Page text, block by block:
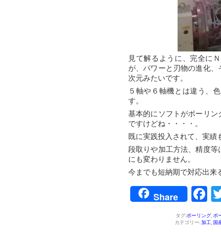
見て解るように、完全に
が、パワーと刃物の進化
次元みたいです。
５軸や６軸機とは違う、
す。
基本的にソフトがボーリ
ですけどね・・・・。
既に実践投入されて、実績
段取りや加工方法、精度
にも変わりません。
今までも短納期で対応出来
Share
タグ:ボーリング,ボ
カテゴリー:加工, 国